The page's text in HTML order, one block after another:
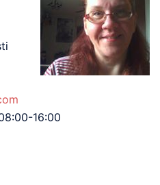
16:00